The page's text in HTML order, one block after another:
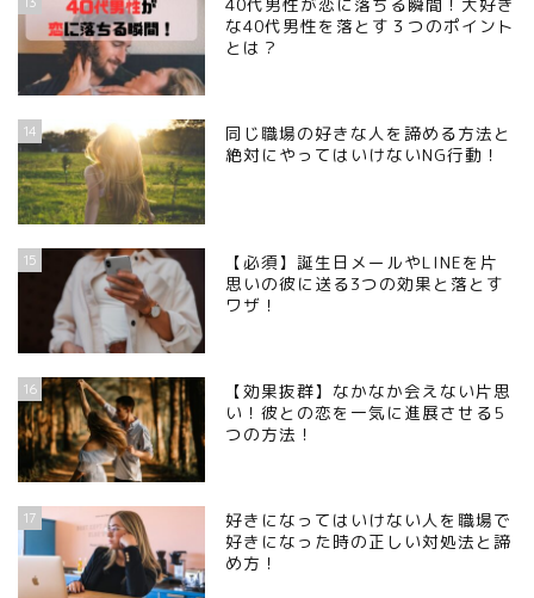
な40代男性を落とす３つのポイント
とは？
14
同じ職場の好きな人を諦める方法と
絶対にやってはいけないNG行動！
15
【必須】誕生日メールやLINEを片
思いの彼に送る3つの効果と落とす
ワザ！
16
【効果抜群】なかなか会えない片思
い！彼との恋を一気に進展させる5
つの方法！
17
好きになってはいけない人を職場で
好きになった時の正しい対処法と諦
め方！